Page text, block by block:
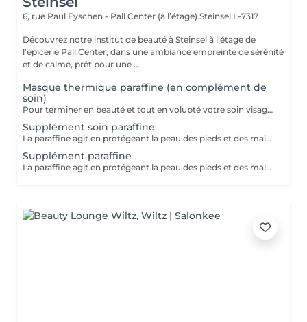
6, rue Paul Eyschen - Pall Center (à l’étage) Steinsel L-7317
Découvrez notre institut de beauté à Steinsel à l'étage de
l'épicerie Pall Center, dans une ambiance empreinte de sérénité
et de calme, prêt pour une ...
Masque thermique paraffine (en complément de
soin)
Pour terminer en beauté et tout en volupté votre soin visage, nous vous proposons le 'double masque '. Cela consiste en une application d'un masque crème bourré d'actifs hydratants/régénérants/anti-âge ou anti-oxydants suivi d'un bain de paraffine tiède. Ceci permet la pénétration intégrale du masque crème grâce à la chaleur de la paraffine et une fin de soin en douceur grâce aux actifs de la paraffine adoucissants et calmants. Une véritable invitation à la détente.
Supplément soin paraffine
La paraffine agit en protégeant la peau des pieds et des mains contre les agressions extérieures. Sa capacité de rétention d'eau favorise l'hydratation de la peau. Le traitement à la paraffine est idéal pour avoir des membres lisses. En effet, ce produit procure un effet rajeunissant à la peau, en plus de l'adoucir. Uniquement avec un service de manucurie effectué à l'institut le même jour
Supplément paraffine
La paraffine agit en protégeant la peau des pieds et des mains contre les agressions extérieures. Sa capacité de rétention d'eau favorise l'hydratation de la peau. Le traitement à la paraffine est idéal pour avoir des membres lisses. En effet, ce produit procure un effet rajeunissant à la peau, en plus de l'adoucir. Uniquement avec un service de beauté des pieds ou de pédicurie effectué à l'institut le même jour